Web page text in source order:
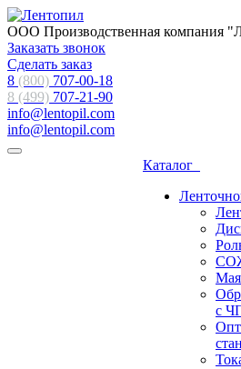
ООО Производственная компания
Заказать звонок
Сделать заказ
8 (800) 707-00-18
8 (499) 707-21-90
info@lentopil.com
info@lentopil.com
Каталог
с